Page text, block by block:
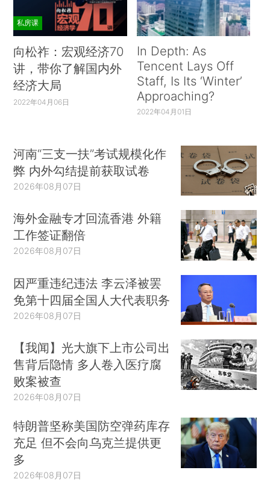
私房课
向松祚：宏观经济70
讲，带你了解国内外
经济大局
2022年04月06日
In Depth: As
Tencent Lays Off
Staff, Is Its ‘Winter’
Approaching?
2022年04月01日
河南“三支一扶”考试规模化作
弊 内外勾结提前获取试卷
2026年08月07日
海外金融专才回流香港 外籍
工作签证翻倍
2026年08月07日
因严重违纪违法 李云泽被罢
免第十四届全国人大代表职务
2026年08月07日
【我闻】光大旗下上市公司出
售背后隐情 多人卷入医疗腐
败案被查
2026年08月07日
特朗普坚称美国防空弹药库存
充足 但不会向乌克兰提供更
多
2026年08月07日